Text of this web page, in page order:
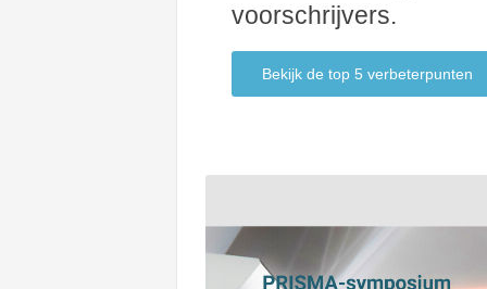
voorschrijvers.
Bekijk de top 5 verbeterpunten